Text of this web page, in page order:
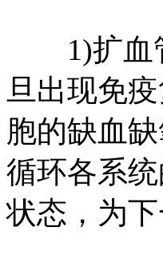
1)扩血管
旦出现免
胞的缺血
循环各系
状态，为